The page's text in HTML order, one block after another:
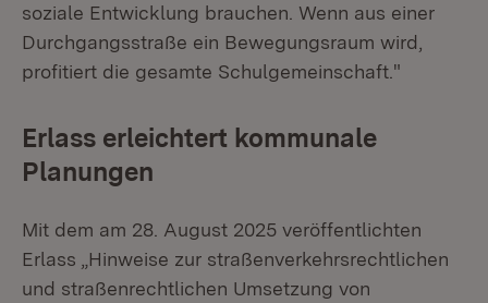
soziale Entwicklung brauchen. Wenn aus einer
Durchgangsstraße ein Bewegungsraum wird,
profitiert die gesamte Schulgemeinschaft."
Erlass erleichtert kommunale
Planungen
Mit dem am 28. August 2025 veröffentlichten
Erlass „Hinweise zur straßenverkehrsrechtlichen
und straßenrechtlichen Umsetzung von